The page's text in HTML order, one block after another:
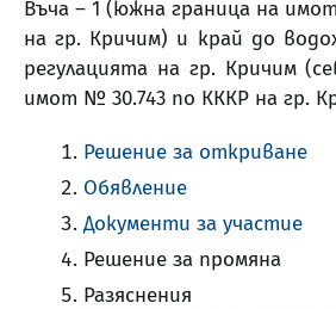
Въча – 1 (южна граница на
на гр. Кричим) и край до
регулацията на гр. Кричим
имот № 30.743 по КККР на гр.
Решение за откриване
Обявление
Документи за участие
Решение за промяна
Разяснения